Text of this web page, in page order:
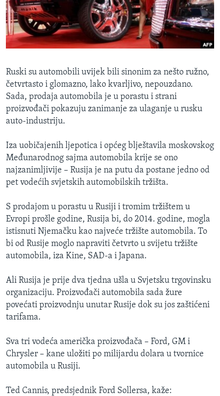
MAGAZIN
O GLASU AMERIKE
PRATITE NAS
Jezici
Ruski su automobili uvijek bili sinonim za nešto ružno,
četvrtasto i glomazno, lako kvarljivo, nepouzdano.
Sada, prodaja automobila je u porastu i strani
proizvođači pokazuju zanimanje za ulaganje u rusku
auto-industriju.
Iza uobičajenih ljepotica i općeg blještavila moskovskog
Međunarodnog sajma automobila krije se ono
najzanimljivije – Rusija je na putu da postane jedno od
pet vodećih svjetskih automobilskih tržišta.
S prodajom u porastu u Rusiji i tromim tržištem u
Evropi prošle godine, Rusija bi, do 2014. godine, mogla
istisnuti Njemačku kao najveće tržište automobila. To
bi od Rusije moglo napraviti četvrto u svijetu tržište
automobila, iza Kine, SAD-a i Japana.
Ali Rusija je prije dva tjedna ušla u Svjetsku trgovinsku
organizaciju. Proizvođači automobila sada žure
povećati proizvodnju unutar Rusije dok su jos zaštićeni
tarifama.
Sva tri vodeća američka proizvođača – Ford, GM i
Chrysler – kane uložiti po milijardu dolara u tvornice
automobila u Rusiji.
Ted Cannis, predsjednik Ford Sollersa, kaže: